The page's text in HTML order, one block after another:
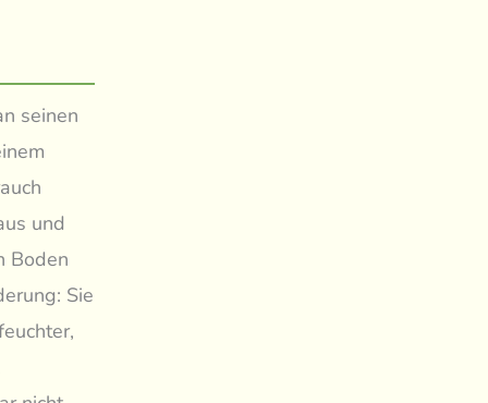
seinen
und
Boden
Sie